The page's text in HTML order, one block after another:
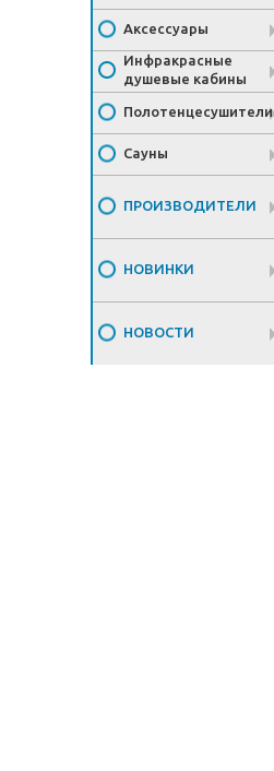
Аксессуары
Инфракрасные
душевые кабины
Полотенцесушители
Сауны
ПРОИЗВОДИТЕЛИ
НОВИНКИ
НОВОСТИ